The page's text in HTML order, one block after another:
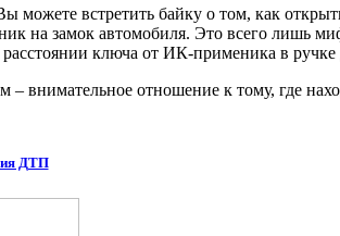
можете встретить байку о том, как
на замок автомобиля. Это всего лишь
ключа от ИК-применика в ручке
внимательное отношение к тому, где
ДТП